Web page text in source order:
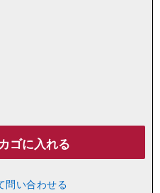
ゴに入れる
問い合わせる